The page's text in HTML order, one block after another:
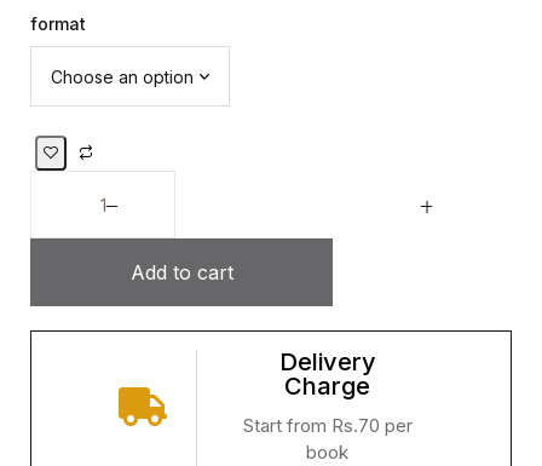
format
Add to cart
Delivery
Charge
Start from Rs.70 per
book